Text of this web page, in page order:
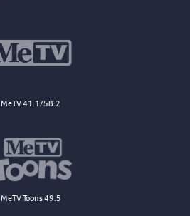
MeTV 41.1/58.2
MeTV Toons 49.5